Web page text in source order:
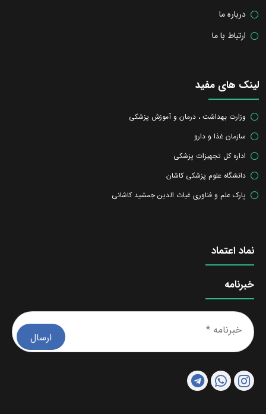
درباره ما
ارتباط با ما
لینک های مفید
وزارت بهداشت ، درمان و آموزش پزشکی
سازمان غذا و دارو
اداره کل تجهیزات پزشکی
دانشگاه علوم پزشکی کاشان
پارک علم و فناوری غیاث الدین جمشید کاشانی
نماد اعتماد
خبرنامه
*